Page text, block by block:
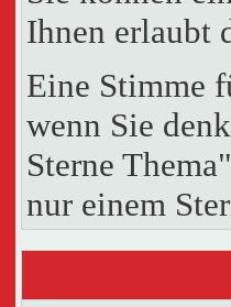
Ihnen erlaubt
Eine Stimme
wenn Sie
Sterne
nur einem